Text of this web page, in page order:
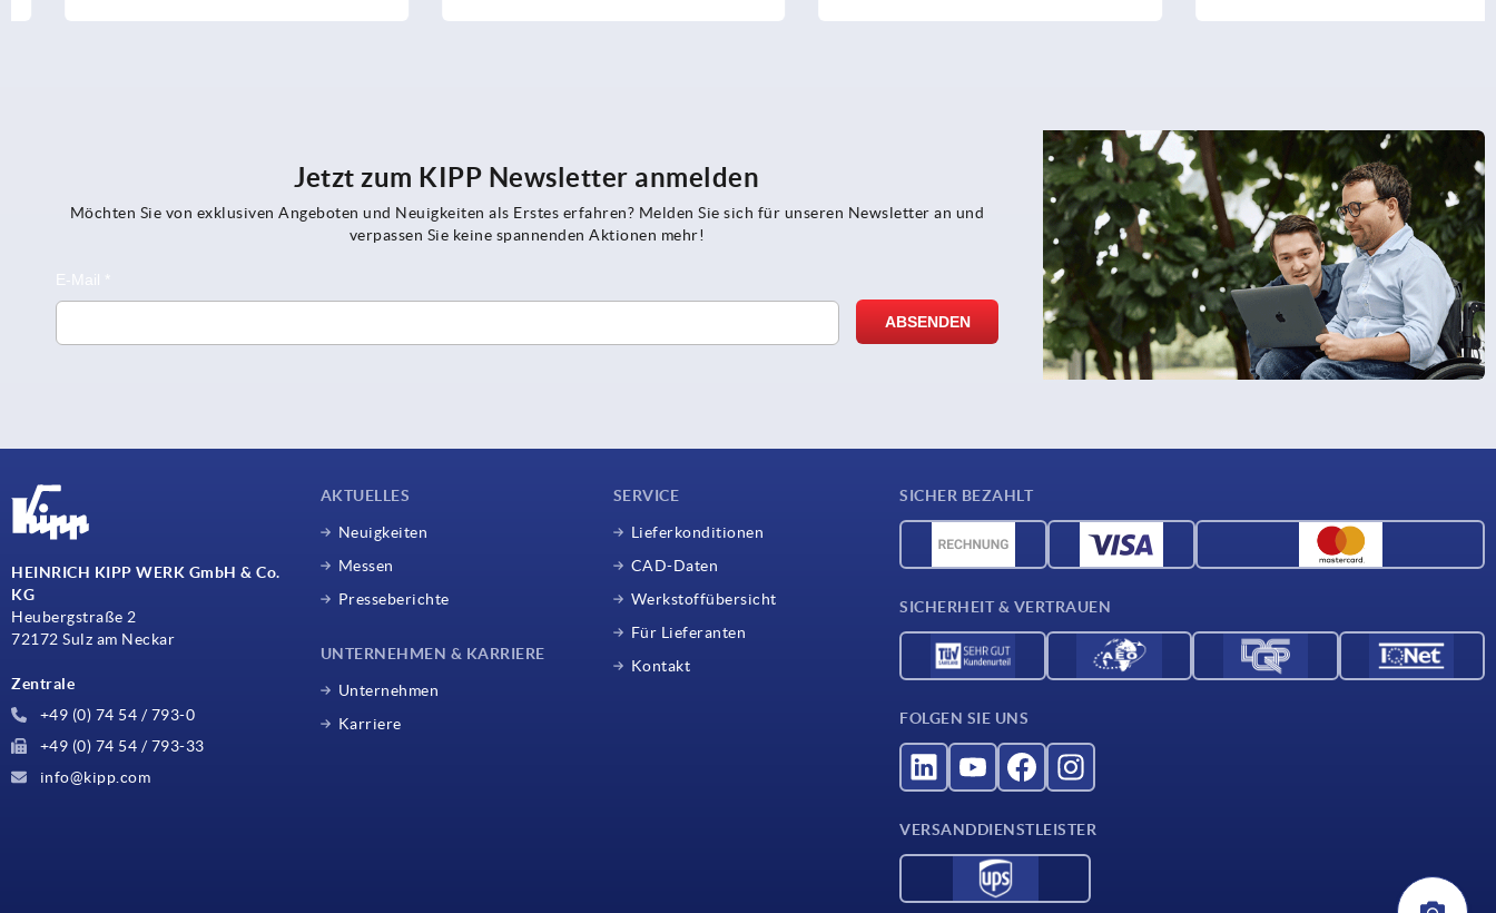
Jetzt zum KIPP Newsletter anmelden
Möchten Sie von exklusiven Angeboten und Neuigkeiten als Erstes erfahren? Melden Sie sich für unseren Newsletter an und
verpassen Sie keine spannenden Aktionen mehr!
HEINRICH KIPP WERK GmbH & Co.
KG
Heubergstraße 2
72172 Sulz am Neckar
Zentrale
+49 (0) 74 54 / 793-0
+49 (0) 74 54 / 793-33
info@kipp.com
AKTUELLES
Neuigkeiten
Messen
Presseberichte
UNTERNEHMEN & KARRIERE
Unternehmen
Karriere
SERVICE
Lieferkonditionen
CAD-Daten
Werkstoffübersicht
Für Lieferanten
Kontakt
SICHER BEZAHLT
SICHERHEIT & VERTRAUEN
FOLGEN SIE UNS
VERSANDDIENSTLEISTER